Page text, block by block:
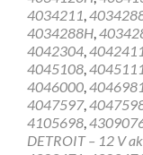
4034211,
4034288H,
4042304,4042411
4045108,
4046000,4046981
4047597,
4105698,
DETROIT – 12 V